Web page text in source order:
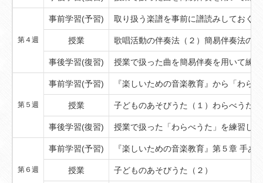
第４週
事前学習(予習) 取り扱う楽譜を事前に譜読みしておく
授業 歌唱活動の伴奏法（２）簡易伴奏法の
事後学習(復習) 授業で扱った曲を簡易伴奏を用いて練
第５週
事前学習(予習) 『楽しいための音楽教育』から「わら
授業 子どものあそびうた（１）わらべうた
事後学習(復習) 授業で扱った「わらべうた」を練習し
第６週
事前学習(予習) 『楽しいための音楽教育』第５章 手あ
授業 子どものあそびうた（２）